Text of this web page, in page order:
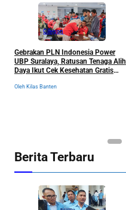
Cilegon
Gebrakan PLN Indonesia Power
UBP Suralaya, Ratusan Tenaga Alih
Daya Ikut Cek Kesehatan Gratis
Kerja
Oleh Kilas Banten
Berita Terbaru